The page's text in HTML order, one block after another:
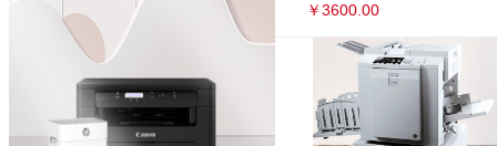
￥3600.00